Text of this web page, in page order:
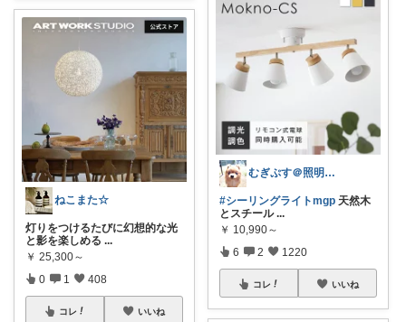
ねこまた☆
灯りをつけるたびに幻想的な光
と影を楽しめる ...
￥ 25,300～
0 1 408
コレ いいね
むぎぷす＠照明とインテリアと北欧食器
#シーリングライトmgp 天然木
とスチール ...
￥ 10,990～
6 2 1220
コレ いいね